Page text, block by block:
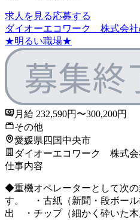
求人を見る応募する
ダイオーエコワーク 株式会社
★明るい職場★
月給 232,590円〜300,200円
その他
愛媛県四国中央市
ダイオーエコワーク 株式会
仕事内容
◆重機オペレーターとして次の
す。 ・古紙（新聞・段ボール
出 ・チップ（細かく砕いた